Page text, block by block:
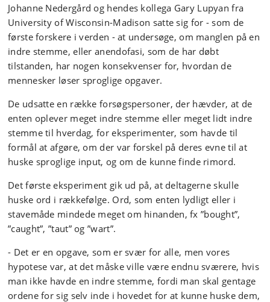
Johanne Nedergård og hendes kollega Gary Lupyan fra
University of Wisconsin-Madison satte sig for - som de
første forskere i verden - at undersøge, om manglen på en
indre stemme, eller anendofasi, som de har døbt
tilstanden, har nogen konsekvenser for, hvordan de
mennesker løser sproglige opgaver.
De udsatte en række forsøgspersoner, der hævder, at de
enten oplever meget indre stemme eller meget lidt indre
stemme til hverdag, for eksperimenter, som havde til
formål at afgøre, om der var forskel på deres evne til at
huske sproglige input, og om de kunne finde rimord.
Det første eksperiment gik ud på, at deltagerne skulle
huske ord i rækkefølge. Ord, som enten lydligt eller i
stavemåde mindede meget om hinanden, fx ”bought”,
”caught”, ”taut” og ”wart”.
- Det er en opgave, som er svær for alle, men vores
hypotese var, at det måske ville være endnu sværere, hvis
man ikke havde en indre stemme, fordi man skal gentage
ordene for sig selv inde i hovedet for at kunne huske dem,